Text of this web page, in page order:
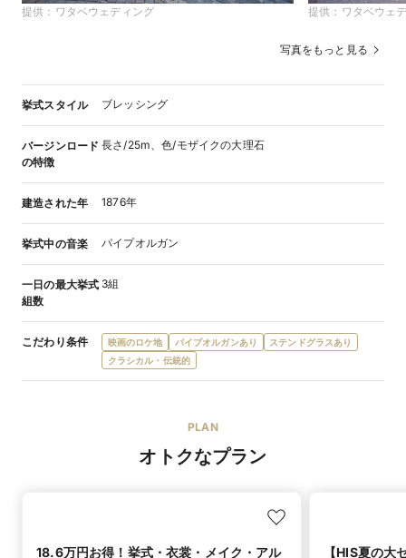
提供： ワタベウェディング 提供： ワタベウェ
写真をもっと見る
挙式スタイル ブレッシング
バージンロード
の特徴
長さ/25m、色/モザイクの大理石
建造された年 1876年
挙式中の音楽 パイプオルガン
一日の最大挙式
組数
3組
こだわり条件 映画のロケ地 パイプオルガンあり
ステンドグラスあり
クラシカル・伝統的
PLAN
オトクなプラン
18.6万円お得！挙式・衣裳・メイク・アル 【HIS夏の大